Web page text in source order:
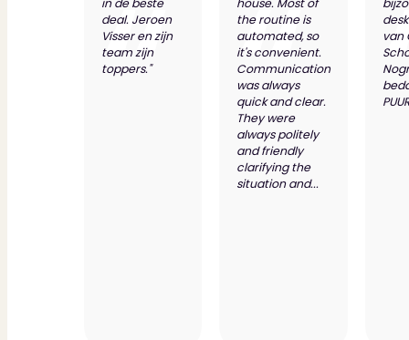
deal. Jeroen
Visser en zijn
team zijn
toppers."
the routine is
automated, so
it's convenient.
Communication
was always
quick and clear.
They were
always politely
and friendly
clarifying the
situation and...
van